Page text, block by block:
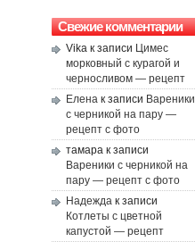
Свежие комментарии
Vika к записи Цимес
морковный с курагой и
черносливом — рецепт
Елена к записи Вареники
с черникой на пару —
рецепт с фото
тамара к записи
Вареники с черникой на
пару — рецепт с фото
Надежда к записи
Котлеты с цветной
капустой — рецепт